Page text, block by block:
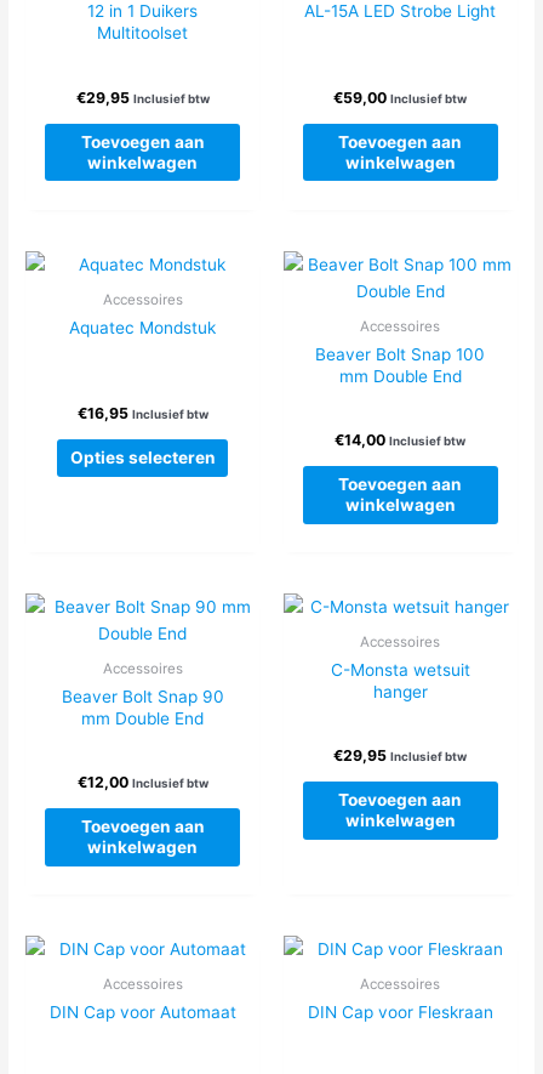
12 in 1 Duikers
Multitoolset
€29,95 Inclusief btw
Toevoegen aan
winkelwagen
AL-15A LED Strobe Light
€59,00 Inclusief btw
Toevoegen aan
winkelwagen
Accessoires
Aquatec Mondstuk
€16,95 Inclusief btw
Opties selecteren
Dit
optie
productpagina
Accessoires
Beaver Bolt Snap 100
mm Double End
€14,00 Inclusief btw
Toevoegen aan
winkelwagen
Accessoires
Beaver Bolt Snap 90
mm Double End
€12,00 Inclusief btw
Toevoegen aan
winkelwagen
Accessoires
C-Monsta wetsuit
hanger
€29,95 Inclusief btw
Toevoegen aan
winkelwagen
Accessoires
DIN Cap voor Automaat
Accessoires
DIN Cap voor Fleskraan